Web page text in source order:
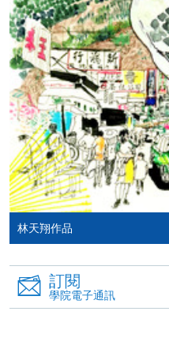
Pay) 、「支付寶」
繳付學費。
親身報名/郵遞
報讀新課程
凡以「先到先得」為
SF26報名表，親往報
費以及所需證明文件
[下載報名表SF26
林天翔作品
訂閱
學院電子通訊